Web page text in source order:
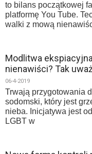
to bilans początkowej
platformę You Tube.
walki z mową
Modlitwa
nienawiści? Tak
06-4-2019
Trwają przygotowania
sodomski, który jest
nieba. Inicjatywa jest
LGBT w